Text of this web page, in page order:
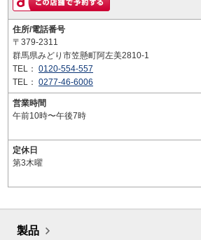
住所/電話番号
〒379-2311
群馬県みどり市笠懸町阿左美2810-1
TEL： 0120-554-557
TEL： 0277-46-6006
営業時間
午前10時〜午後7時
定休日
第3木曜
製品